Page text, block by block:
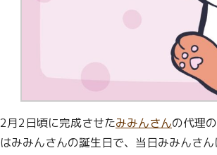
2月2日頃に完成させたみみんさんの代理
はみみんさんの誕生日で、当日みみんさ